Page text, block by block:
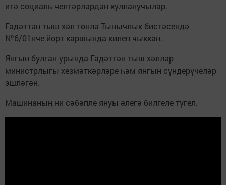
итә социаль челтәрләрдән кулланучылар.
Гадәттән тыш хәл төнлә Тынычлык бистәсендә
№6/01нче йорт каршында килеп чыккан.
Янгын булган урында Гадәттән тыш хәлләр
министрлыгы хезмәткәрләре һәм янгын сүндерүчеләр
эшләгән.
Машинаның ни сәбәпле януы әлегә билгеле түгел.